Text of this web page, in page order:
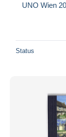
UNO Wien
Status